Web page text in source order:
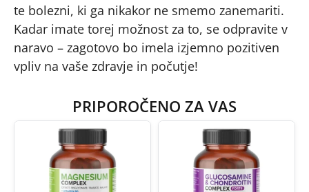
te bolezni, ki ga nikakor ne smemo zanemariti.
Kadar imate torej možnost za to, se odpravite v
naravo – zagotovo bo imela izjemno pozitiven
vpliv na vaše zdravje in počutje!
PRIPOROČENO ZA VAS